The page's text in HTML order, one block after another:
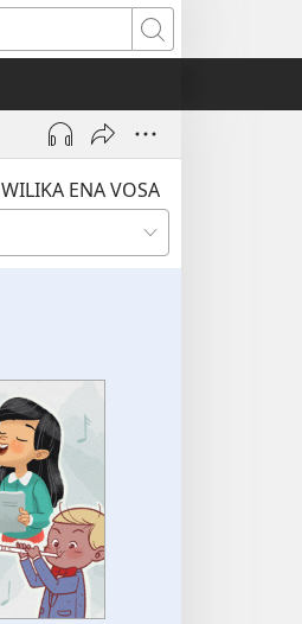
Vaqara
WILIKA ENA VOSA